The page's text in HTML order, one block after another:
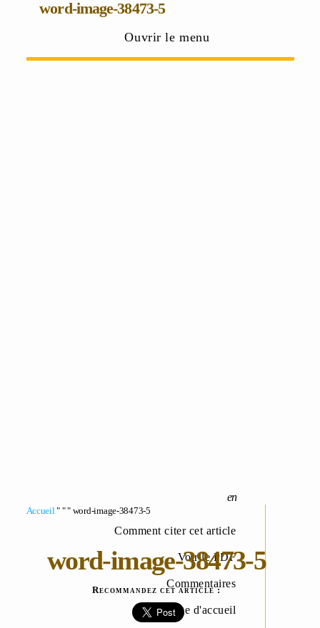
word-image-38473-5
Ouvrir le menu
Comment citer cet article
Voir le PDF
Commentaires
Page d'accueil
Accueil " " " word-image-38473-5
word-image-38473-5
Recommandez cet article :